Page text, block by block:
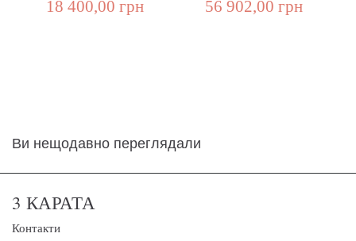
18 400,00 грн 56 902,00 грн
Ви нещодавно переглядали
3 КАРАТА
Контакти